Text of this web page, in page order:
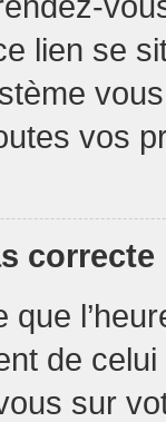
lien se
vos
correcte
que
de
sur